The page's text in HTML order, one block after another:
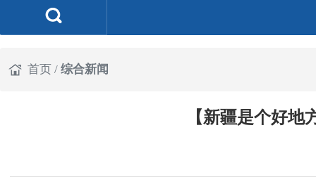
首页/综合新闻
【新疆是个好